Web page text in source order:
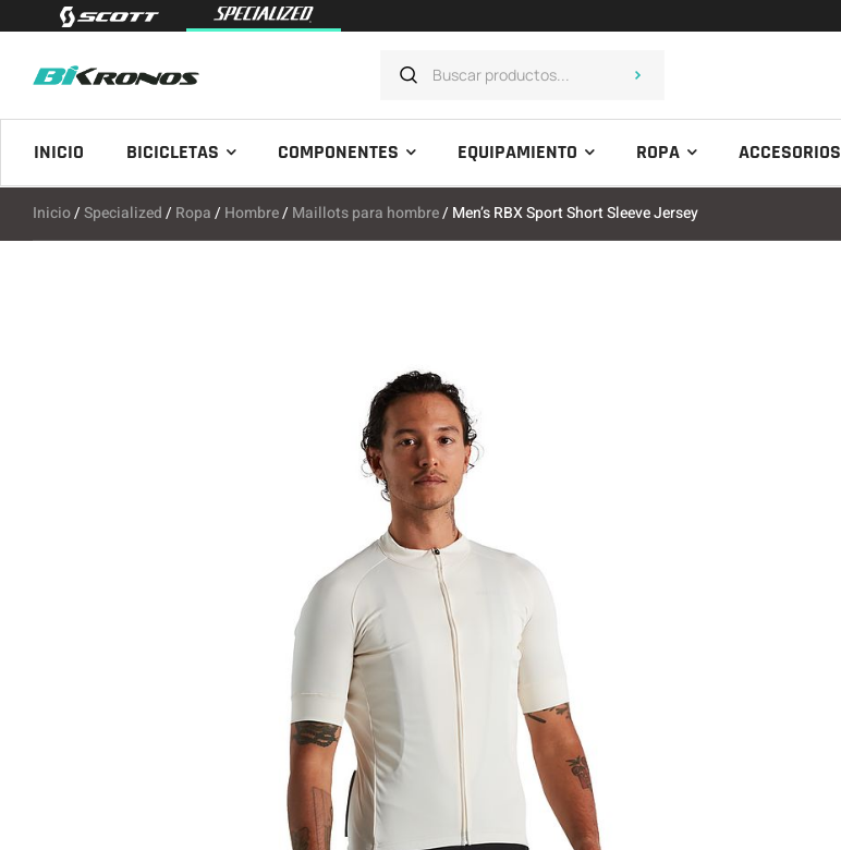
INICIO BICICLETAS COMPONENTES EQUIPAMIENTO ROPA ACCESORIOS
Inicio/Specialized/ Ropa/ Hombre/ Maillots para hombre/ Men’s RBX Sport Short Sleeve Jersey